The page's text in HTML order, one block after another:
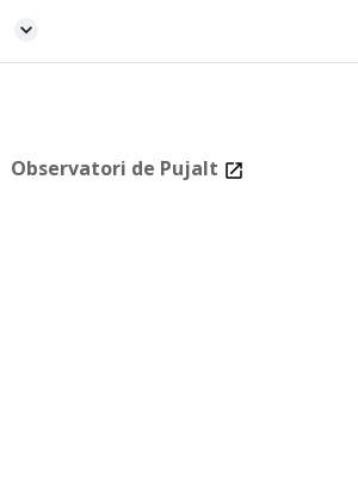
Observatori de Pujalt